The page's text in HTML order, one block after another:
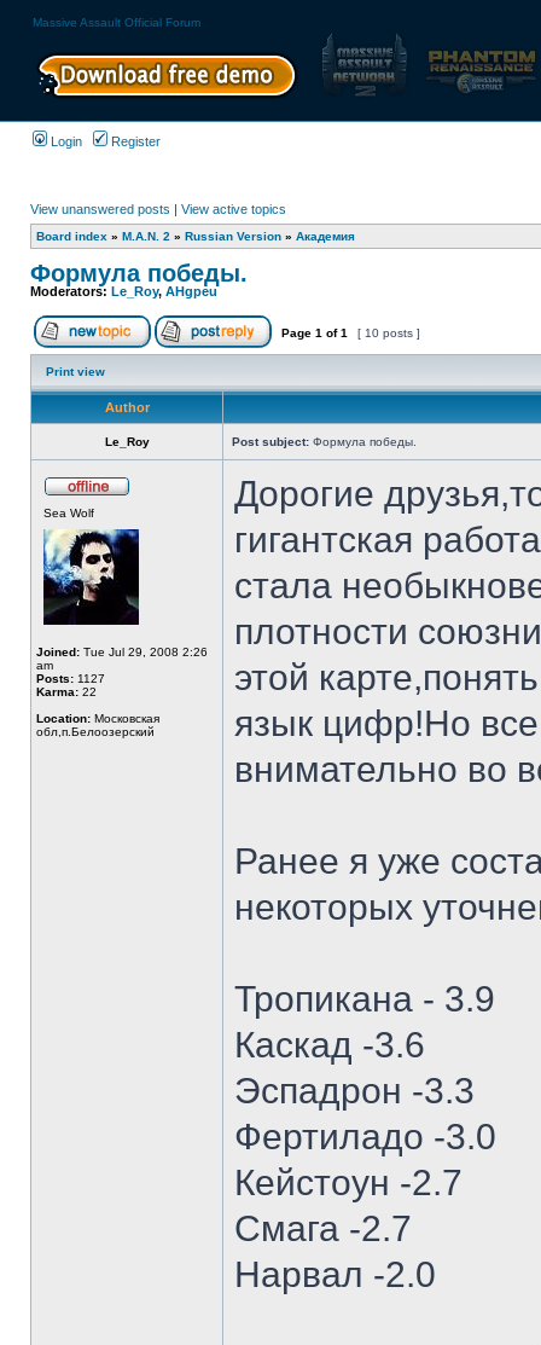
Massive Assault Official Forum
Login Register
View unanswered posts | View active topics
Board index » M.A.N. 2 » Russian Version » Академия
Формула победы.
Moderators: Le_Roy, AHgpeu
Page 1 of1 [ 10 posts ]
Print view
Author
Le_Roy Post subject: Формула победы.
Sea Wolf
Joined: Tue Jul 29, 2008 2:26
am
Posts: 1127
Karma: 22
Location: Московская
обл,п.Белоозерский
Дорогие
гигантская
стала
плотности
этой
язык цифр!Но
внимательно во
Ранее я уже
некоторых
Тропикана - 3.9
Каскад -3.6
Эспадрон -3.3
Фертиладо -3.0
Кейстоун -2.7
Смага -2.7
Нарвал -2.0